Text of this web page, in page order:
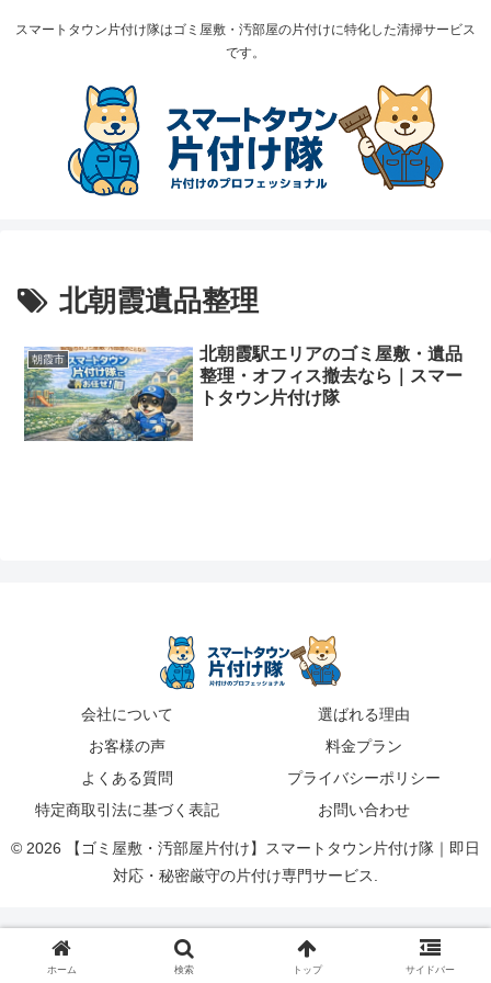
スマートタウン片付け隊はゴミ屋敷・汚部屋の片付けに特化した清掃サービス
です。
北朝霞遺品整理
朝霞市
北朝霞駅エリアのゴミ屋敷・遺品
整理・オフィス撤去なら｜スマー
トタウン片付け隊
会社について
選ばれる理由
お客様の声
料金プラン
よくある質問
プライバシーポリシー
特定商取引法に基づく表記
お問い合わせ
© 2026 【ゴミ屋敷・汚部屋片付け】スマートタウン片付け隊｜即日
対応・秘密厳守の片付け専門サービス.
ホーム 検索 トップ サイドバー